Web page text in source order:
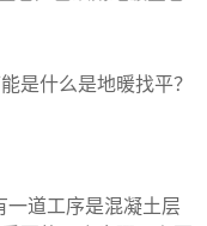
是什么是地暖找平？
道工序是混凝土层